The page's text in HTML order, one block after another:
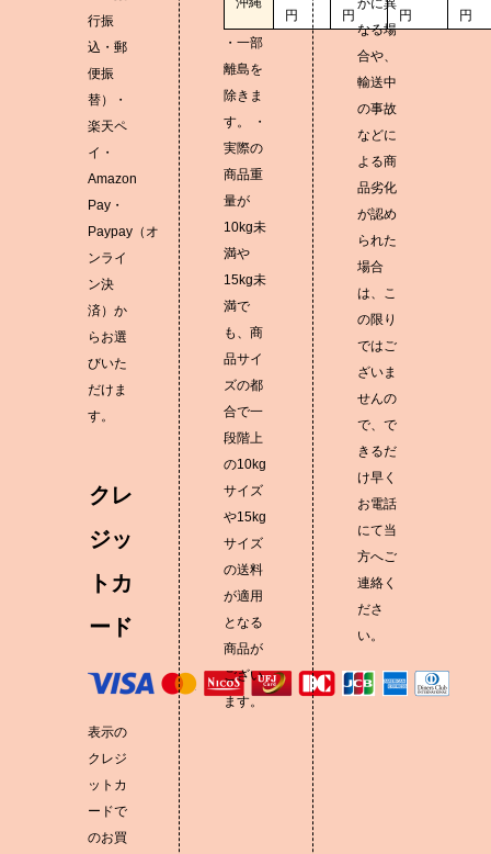
行振
込・郵
便振
替）・
楽天ペ
イ・
Amazon
Pay・
Paypay（オ
ンライ
ン決
済）か
らお選
びいた
だけま
す。
クレ
ジッ
トカ
ード
表示の
クレジ
ットカ
ードで
のお買
円
円
円
円
・一部
離島を
除きま
す。 ・
実際の
商品重
量が
10kg未
満や
15kg未
満で
も、商
品サイ
ズの都
合で一
段階上
の10kg
サイズ
や15kg
サイズ
の送料
が適用
となる
商品が
ござい
ます。
かに異
なる場
合や、
輸送中
の事故
などに
よる商
品劣化
が認め
られた
場合
は、こ
の限り
ではご
ざいま
せんの
で、で
きるだ
け早く
お電話
にて当
方へご
連絡く
ださ
い。